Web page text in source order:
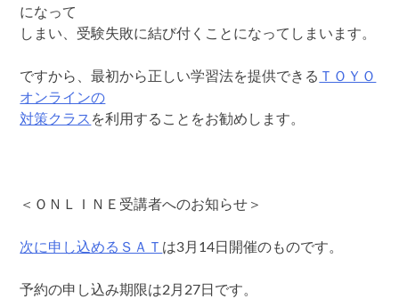
になって
しまい、受験失敗に結び付くことになってしまいます。
ですから、最初から正しい学習法を提供できる ＴＯＹＯ
オンラインの
対策クラス を利用することをお勧めします。
＜ＯＮＬＩＮＥ受講者へのお知らせ＞
次に申し込めるＳＡＴ は3月14日開催のものです。
予約の申し込み期限は2月27日です。